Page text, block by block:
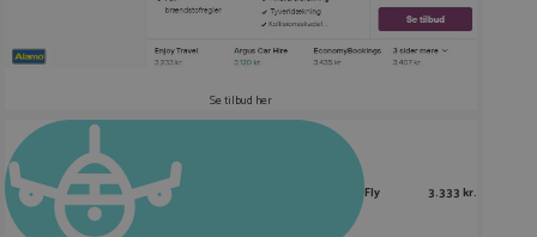
Se tilbud her
Fly 3.333 kr.